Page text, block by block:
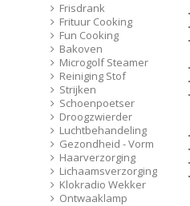
Frisdrank
Frituur Cooking
Fun Cooking
Bakoven
Microgolf Steamer
Reiniging Stof
Strijken
Schoenpoetser
Droogzwierder
Luchtbehandeling
Gezondheid - Vorm
Haarverzorging
Lichaamsverzorging
Klokradio Wekker
Ontwaaklamp